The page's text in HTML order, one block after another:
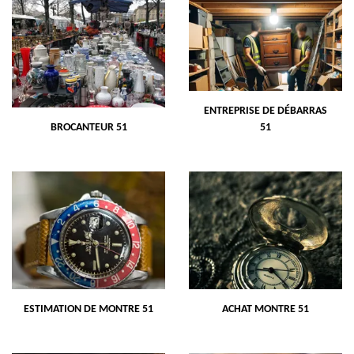
BROCANTEUR 51
ENTREPRISE DE DÉBARRAS
51
ESTIMATION DE MONTRE 51 ACHAT MONTRE 51